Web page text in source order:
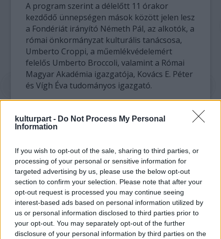
kulturpart - Do Not Process My Personal
Information
If you wish to opt-out of the sale, sharing to third parties, or
processing of your personal or sensitive information for
targeted advertising by us, please use the below opt-out
section to confirm your selection. Please note that after your
opt-out request is processed you may continue seeing
interest-based ads based on personal information utilized by
us or personal information disclosed to third parties prior to
your opt-out. You may separately opt-out of the further
disclosure of your personal information by third parties on the
A program szerint a délelőtt 11 órakor
kezdődő ünnepségen mások között jelen lesz
a Fondériát irányító Németh Pál, az alkotók, a
római önkormányzat kulturális tanácsosa,
Umberto Croppi, a műemlékvédelemért
felelős Umberto Broccoli, valamint a Római
Magyar Akadémia igazgatója, Kovács E. Péter
és Vígh Éva tudományos igazgató.
ben Fehérvárcsurgón. 1926 és 28 között
Budapesten tanult, majd csatlakozott a
Moholy-Nagy László tanítványa lett. 1933-
ban megszökött a nácik fogságából és
gyalog érkezett Rómába, ahol élete végéig,
1984-ig dolgozott. Rómába való
megérkezését Szerb Antal tette
feledhetetlenné az Utas és holdvilág című
regényében: beszámolója szerint a szobrász
a legelső éjszakát a Gianicolo-dombon egy